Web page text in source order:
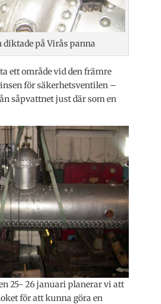
diktade på Virås panna
ett område vid den främre
för säkerhetsventilen –
såpvattnet just där som en
25- 26 januari planerar vi att
för att kunna göra en